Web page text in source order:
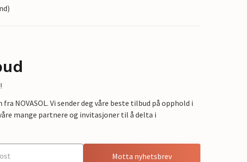
NOVASOL. Vi sender deg våre beste tilbud på opphold i
mange partnere og invitasjoner til å delta i
Motta nyhetsbrev